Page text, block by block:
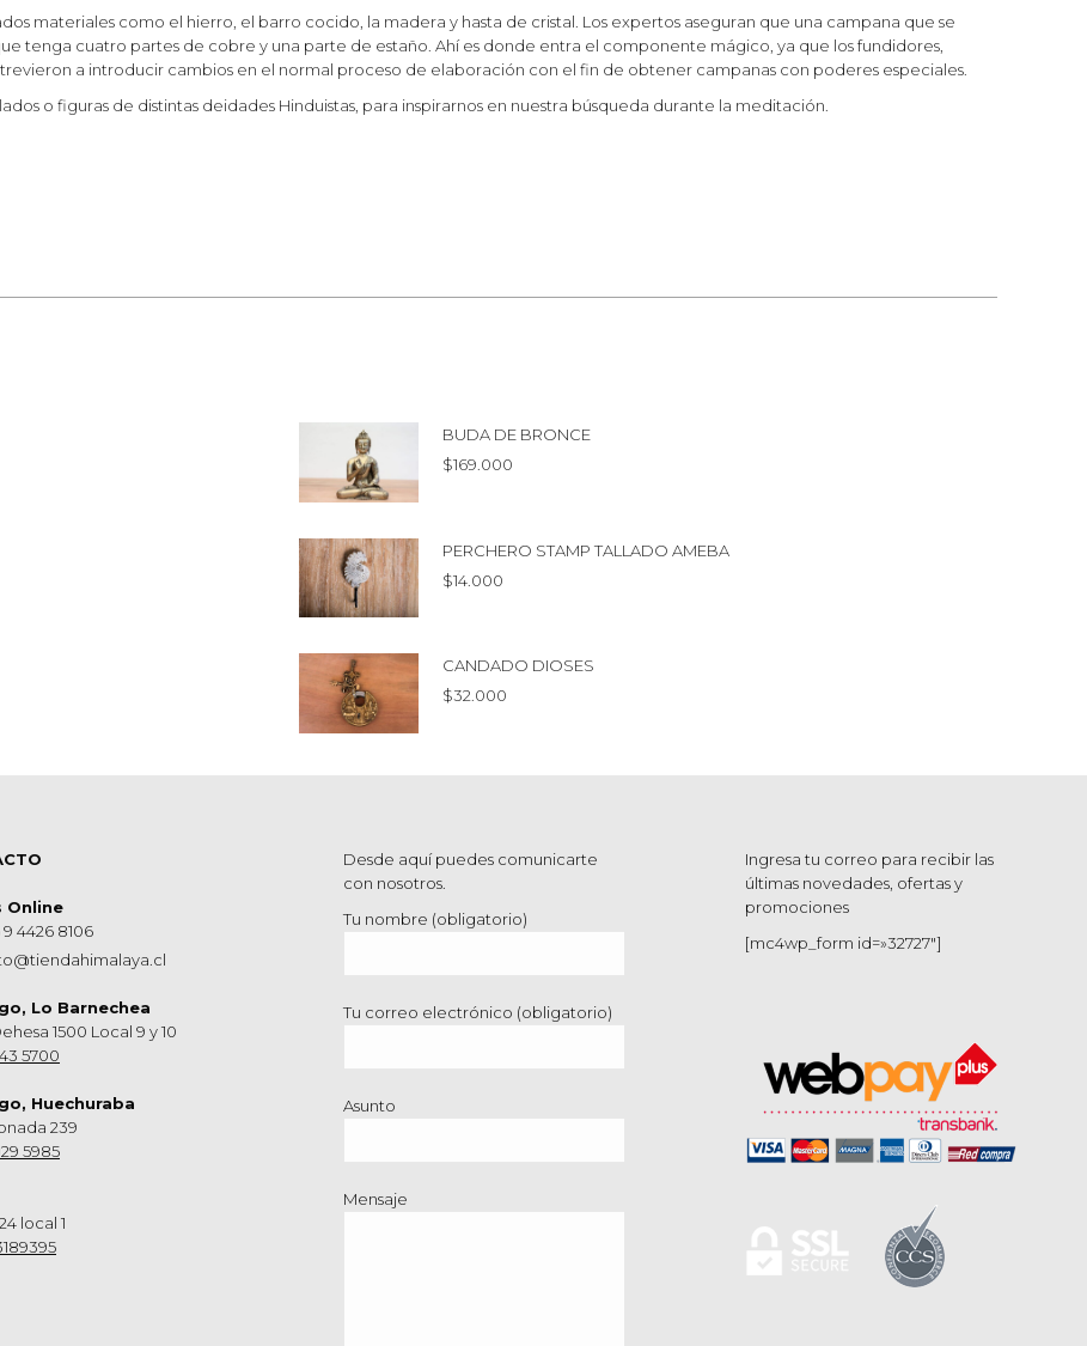
materiales como el hierro, el barro cocido, la madera y hasta de cristal. Los expertos aseguran que una campana que se
tenga cuatro partes de cobre y una parte de estaño. Ahí es donde entra el componente mágico, ya que los fundidores,
a introducir cambios en el normal proceso de elaboración con el fin de obtener campanas con poderes especiales.
o figuras de distintas deidades Hinduistas, para inspirarnos en nuestra búsqueda durante la meditación.
BUDA DE BRONCE
$169.000
PERCHERO STAMP TALLADO AMEBA
$14.000
CANDADO DIOSES
$32.000
Online
9 4426 8106
Lo Barnechea
1500 Local 9 y 10
5700
Huechuraba
239
5985
local 1
Desde aquí puedes comunicarte
con nosotros.
Tu nombre (obligatorio)
Tu correo electrónico (obligatorio)
Asunto
Mensaje
Ingresa tu correo para recibir las
últimas novedades, ofertas y
promociones
[mc4wp_form id=»32727″]